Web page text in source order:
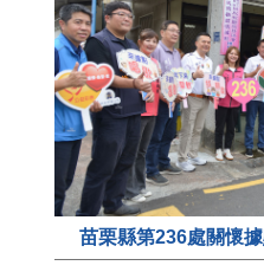
苗栗縣第236處關懷